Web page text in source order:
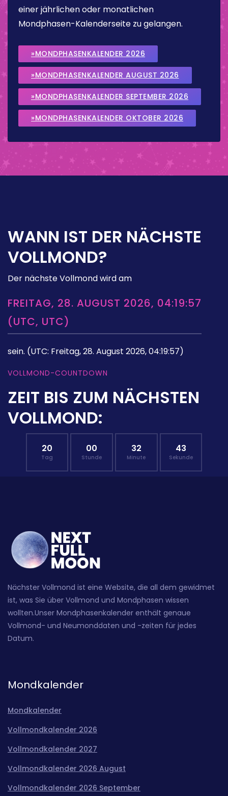
einer jährlichen oder monatlichen
Mondphasen-Kalenderseite zu gelangen.
»MONDPHASENKALENDER 2026
»MONDPHASENKALENDER AUGUST 2026
»MONDPHASENKALENDER SEPTEMBER 2026
»MONDPHASENKALENDER OKTOBER 2026
WANN IST DER NÄCHSTE
VOLLMOND?
Der nächste Vollmond wird am
FREITAG, 28. AUGUST 2026, 04:19:57
(UTC, UTC)
sein. (UTC: Freitag, 28. August 2026, 04:19:57)
VOLLMOND-COUNTDOWN
ZEIT BIS ZUM NÄCHSTEN
VOLLMOND:
20
Tag
00
Stunde
32
Minute
42
Sekunde
Nächster Vollmond ist eine Website, die all dem gewidmet
ist, was Sie über Vollmond und Mondphasen wissen
wollten.Unser Mondphasenkalender enthält genaue
Vollmond- und Neumonddaten und -zeiten für jedes
Datum.
Mondkalender
Mondkalender
Vollmondkalender 2026
Vollmondkalender 2027
Vollmondkalender 2026 August
Vollmondkalender 2026 September